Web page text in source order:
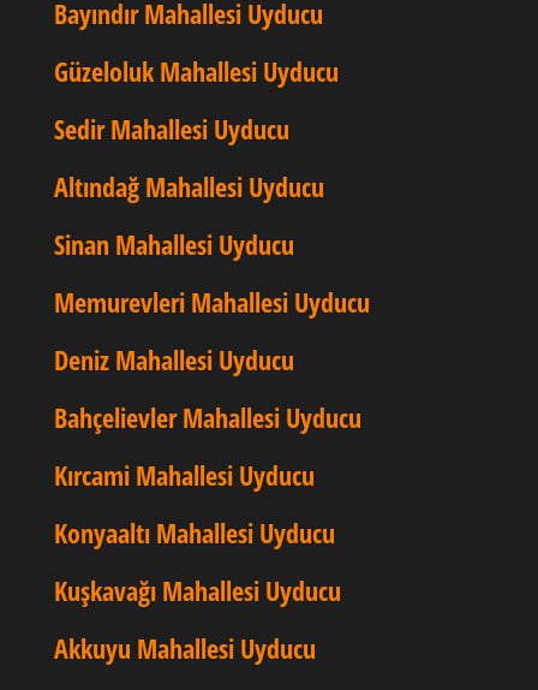
Bayındır Mahallesi Uyducu
Güzeloluk Mahallesi Uyducu
Sedir Mahallesi Uyducu
Altındağ Mahallesi Uyducu
Sinan Mahallesi Uyducu
Memurevleri Mahallesi Uyducu
Deniz Mahallesi Uyducu
Bahçelievler Mahallesi Uyducu
Kırcami Mahallesi Uyducu
Konyaaltı Mahallesi Uyducu
Kuşkavağı Mahallesi Uyducu
Akkuyu Mahallesi Uyducu